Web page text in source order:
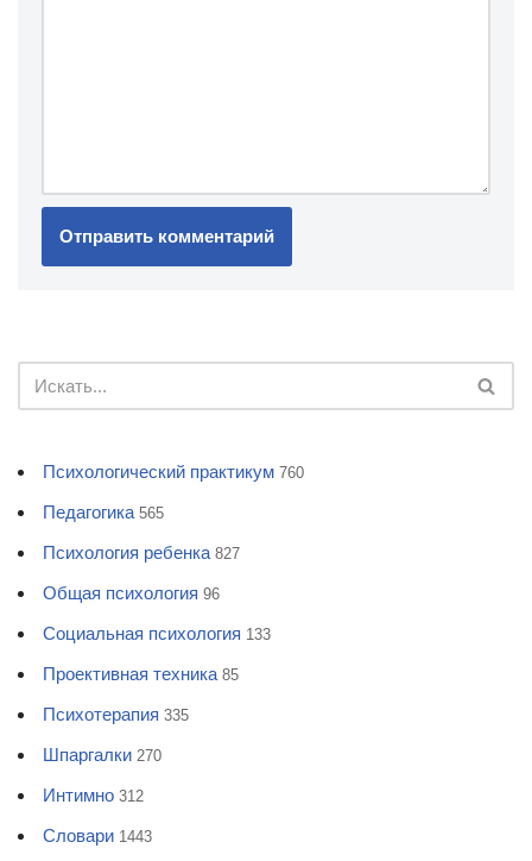
Психологический практикум 760
Педагогика 565
Психология ребенка 827
Общая психология 96
Социальная психология 133
Проективная техника 85
Психотерапия 335
Шпаргалки 270
Интимно 312
Словари 1443